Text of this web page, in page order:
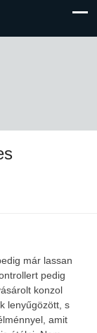
már lassan
pedig
konzol
lenyűgözött, s
amit